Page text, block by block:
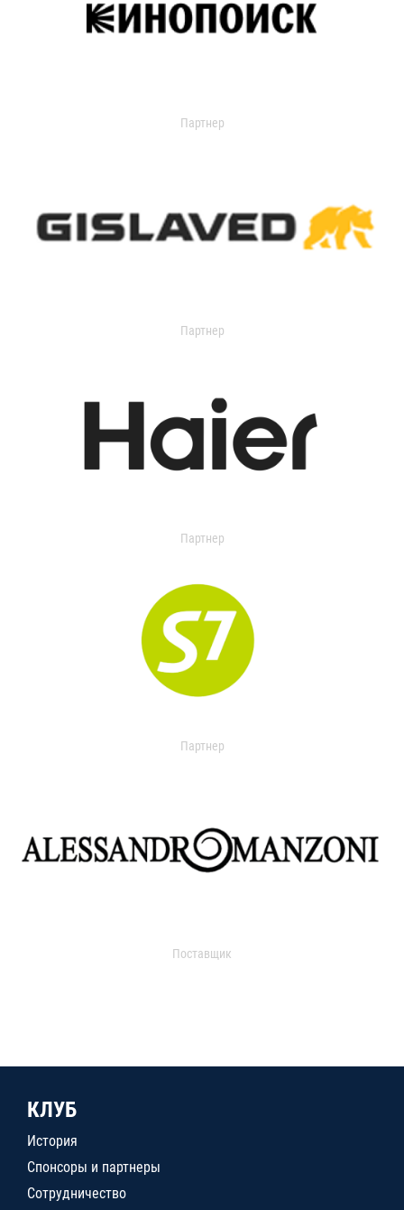
Партнер
Партнер
Партнер
Партнер
Поставщик
КЛУБ
История
Спонсоры и партнеры
Сотрудничество